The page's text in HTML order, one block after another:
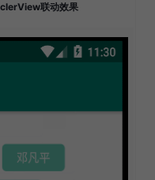
联动效果